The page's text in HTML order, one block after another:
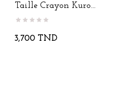
Taille Crayon Kuromi
1 Trou
3,700 TND